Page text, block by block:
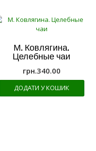
М. Ковлягина.
Целебные чаи
грн.340.00
ДОДАТИ У КОШИК